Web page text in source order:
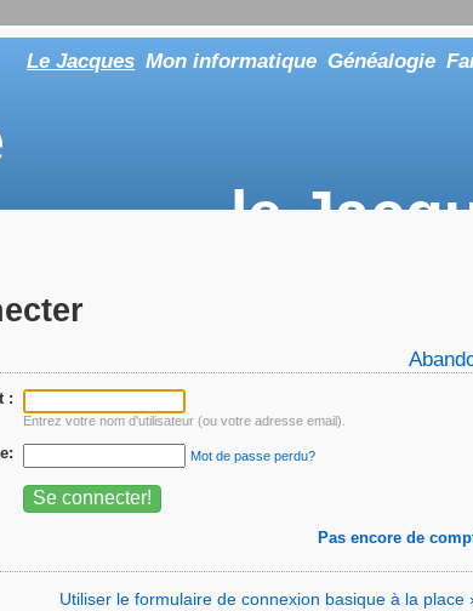
Le Jacques Mon informatique Généalogie
le
:
Entrez votre nom d'utilisateur (ou votre adresse email).
Mot de passe perdu?
Pas encore de
Utiliser le formulaire de connexion basique à la place